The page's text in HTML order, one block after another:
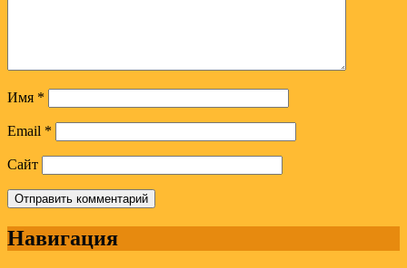
Имя *
Email *
Сайт
Навигация